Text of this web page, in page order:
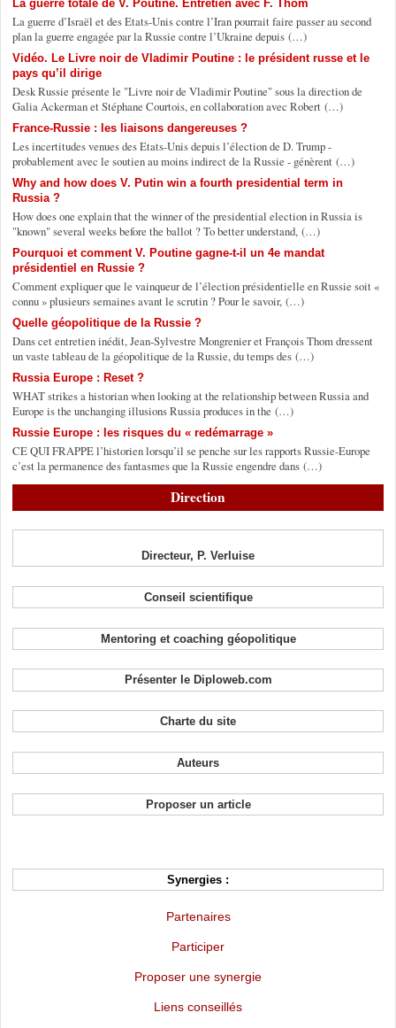
La guerre totale de V. Poutine. Entretien avec F. Thom
La guerre d’Israël et des Etats-Unis contre l’Iran pourrait faire passer au second
plan la guerre engagée par la Russie contre l’Ukraine depuis (…)
Vidéo. Le Livre noir de Vladimir Poutine : le président russe et le
pays qu’il dirige
Desk Russie présente le "Livre noir de Vladimir Poutine" sous la direction de
Galia Ackerman et Stéphane Courtois, en collaboration avec Robert (…)
France-Russie : les liaisons dangereuses ?
Les incertitudes venues des Etats-Unis depuis l’élection de D. Trump -
probablement avec le soutien au moins indirect de la Russie - génèrent (…)
Why and how does V. Putin win a fourth presidential term in
Russia ?
How does one explain that the winner of the presidential election in Russia is
"known" several weeks before the ballot ? To better understand, (…)
Pourquoi et comment V. Poutine gagne-t-il un 4e mandat
présidentiel en Russie ?
Comment expliquer que le vainqueur de l’élection présidentielle en Russie soit «
connu » plusieurs semaines avant le scrutin ? Pour le savoir, (…)
Quelle géopolitique de la Russie ?
Dans cet entretien inédit, Jean-Sylvestre Mongrenier et François Thom dressent
un vaste tableau de la géopolitique de la Russie, du temps des (…)
Russia Europe : Reset ?
WHAT strikes a historian when looking at the relationship between Russia and
Europe is the unchanging illusions Russia produces in the (…)
Russie Europe : les risques du « redémarrage »
CE QUI FRAPPE l’historien lorsqu’il se penche sur les rapports Russie-Europe
c’est la permanence des fantasmes que la Russie engendre dans (…)
Direction
Directeur, P. Verluise
Conseil scientifique
Mentoring et coaching géopolitique
Présenter le Diploweb.com
Charte du site
Auteurs
Proposer un article
Synergies :
Partenaires
Participer
Proposer une synergie
Liens conseillés